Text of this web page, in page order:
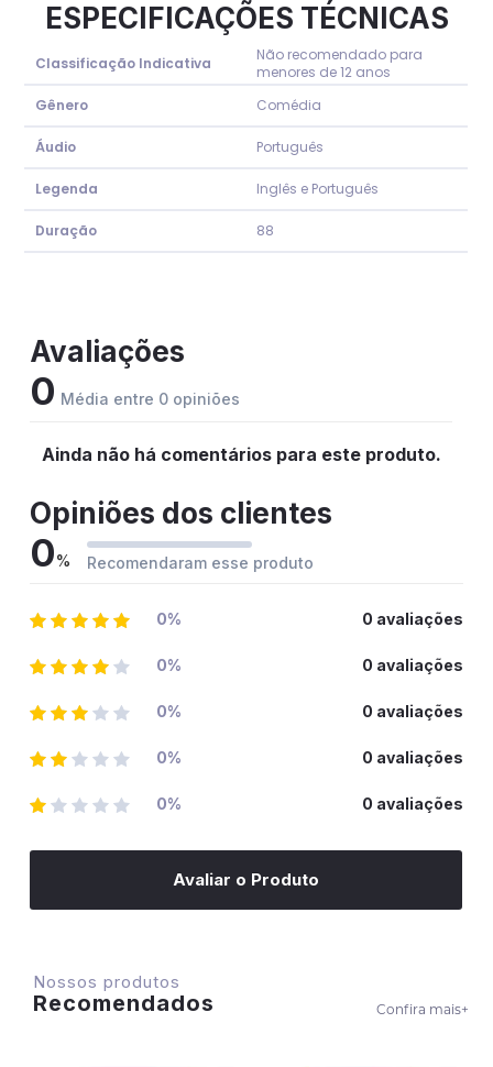
ESPECIFICAÇÕES TÉCNICAS
Classificação Indicativa
Não recomendado para
menores de 12 anos
Gênero
Comédia
Áudio Português
Legenda Inglês e Português
Duração 88
Avaliações
0 Média entre 0 opiniões
Ainda não há comentários para este produto.
Opiniões dos clientes
0% Recomendaram esse produto
0% 0 avaliações
0% 0 avaliações
0% 0 avaliações
0% 0 avaliações
0% 0 avaliações
Avaliar o Produto
Nossos produtos
Recomendados Confira mais+